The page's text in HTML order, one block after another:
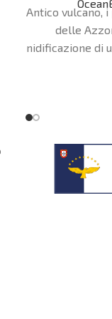
Antico vulcano,
delle
nidificazione di
salienti del